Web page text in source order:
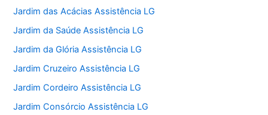
Jardim das Acácias Assistência LG
Jardim da Saúde Assistência LG
Jardim da Glória Assistência LG
Jardim Cruzeiro Assistência LG
Jardim Cordeiro Assistência LG
Jardim Consórcio Assistência LG